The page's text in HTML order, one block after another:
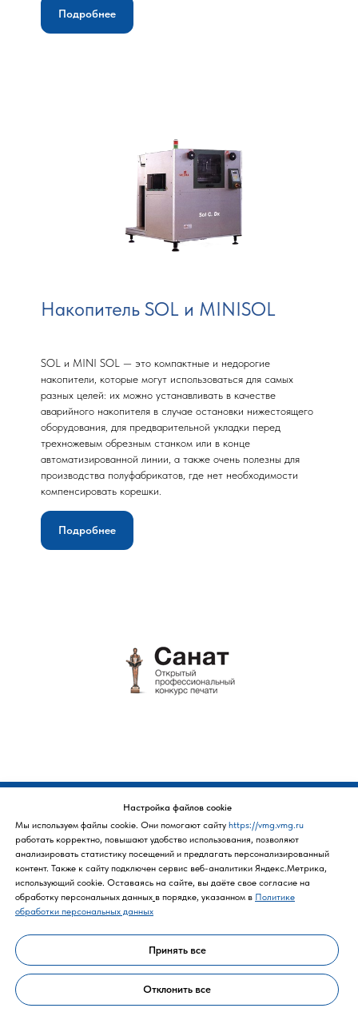
Подробнее
Накопитель SOL и MINISOL
SOL и MINI SOL — это компактные и недорогие
накопители, которые могут использоваться для самых
разных целей: их можно устанавливать в качестве
аварийного накопителя в случае остановки нижестоящего
оборудования, для предварительной укладки перед
трехножевым обрезным станком или в конце
автоматизированной линии, а также очень полезны для
производства полуфабрикатов, где нет необходимости
компенсировать корешки.
Подробнее
Настройка файлов cookie
Мы используем файлы cookie. Они помогают сайту https://vmg.vmg.ru
работать корректно, повышают удобство использования, позволяют
анализировать статистику посещений и предлагать персонализированный
контент. Также к cайту подключен сервис веб-аналитики Яндекс.Метрика,
использующий cookie. Оставаясь на сайте, вы даёте свое согласие на
обработку персональных данных в порядке, указанном в Политике
обработки персональных данных
Принять все
Отклонить все
Политика конфиденциальности